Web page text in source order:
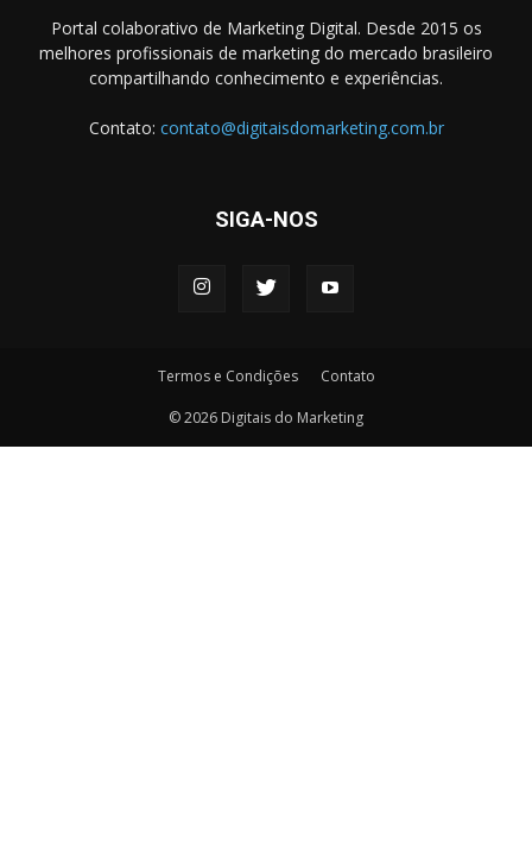
Portal colaborativo de Marketing Digital. Desde 2015 os
melhores profissionais de marketing do mercado brasileiro
compartilhando conhecimento e experiências.
Contato: contato@digitaisdomarketing.com.br
SIGA-NOS
Termos e Condições Contato
© 2026 Digitais do Marketing